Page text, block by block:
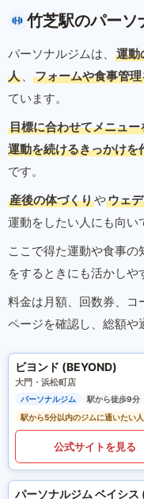
竹芝駅のパーソ
パーソナルジムは、
運動
人 、 フォームや食事管
ています。
目標に合わせてメニュ
運動を続けるきっかけを
です。
産後の体づくりやウェ
運動をしたい人にも向い
ここで得た運動や食事
をするときにも活かしや
料金は月額、回数券、コ
ページを確認し、総額や
ビヨンド (BEYOND)
大門・浜松町店
パーソナルジム
駅から徒歩9分
駅から5分以内のジムに通いたい人
公式サイトを見る